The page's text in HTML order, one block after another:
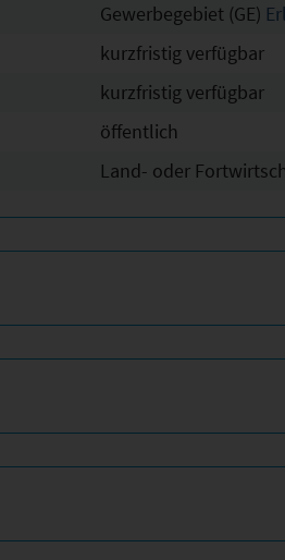
Gewerbegebiet (GE)
kurzfristig verfügbar
kurzfristig verfügbar
öffentlich
Land- oder